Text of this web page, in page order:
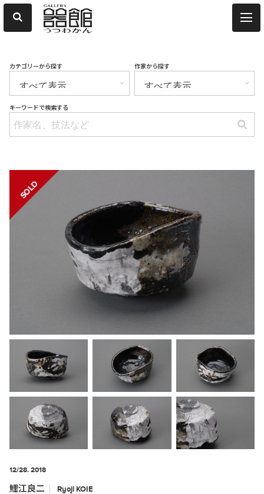
カテゴリーから探す 作家から探す
キーワードで検索する
12/28. 2018
鯉江良二 Ryoji KOIE